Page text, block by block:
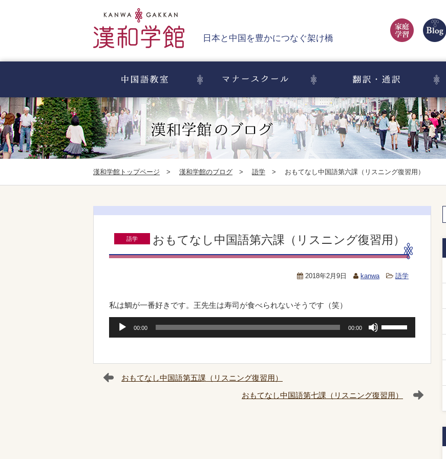
日本と中国を豊かにつなぐ架け橋
漢和学館トップページ > 漢和学館のブログ > 語学 > おもてなし中国語第六課（リスニング復習用）
語学 おもてなし中国語第六課（リスニング復習用）
2018年2月9日 kanwa 語学
私は鯛が一番好きです。王先生は寿司が食べられないそうです（笑）
声
レ
ー
00:00 00:00
リ
ー
節
おもてなし中国語第五課（リスニング復習用）
おもてなし中国語第七課（リスニング復習用）